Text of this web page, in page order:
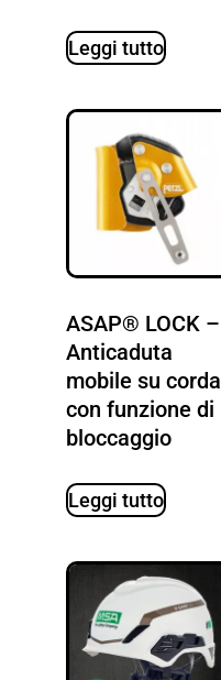
Leggi tutto
ASAP® LOCK –
Anticaduta
mobile su corda
con funzione di
bloccaggio
Leggi tutto